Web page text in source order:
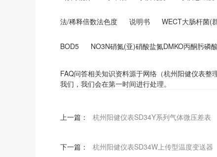
法/稀释倍数法色度 说明书 WECT大肠杆菌(
BOD5 NO3N硝氮(亚)硝酸盐氮DMKO丙酮肟磷
FAQ问答相关知识资料源于网络（杭州阳健仪表
我们，我们会在第一时间进行处理。
上一篇： 杭州阳健仪表SD34Y系列气体微压差表
下一篇： 杭州阳健仪表SD34W上传型温度变送器